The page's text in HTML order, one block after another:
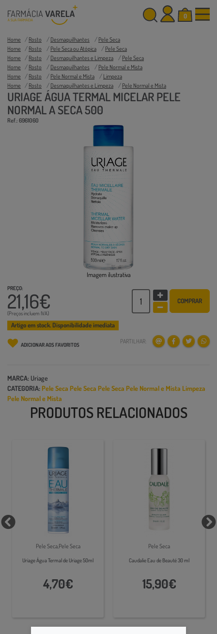
0
Home Rosto Desmaquilhantes
Pele Seca
Home
Rosto Pele Seca ou Atópica
Pele Seca
Home
Rosto Desmaquilhantes e Limpeza
Pele Seca
Home
Rosto Desmaquilhantes
Pele Normal e Mista
Home
Rosto Pele Normal e Mista
Limpeza
Home
Rosto Desmaquilhantes e Limpeza Pele Normal e Mista
URIAGE ÁGUA TERMAL MICELAR PELE
NORMAL A SECA 500
Ref.: 6961060
Imagem ilustrativa
PREÇO:
21,16€
(Preços incluem IVA)
COMPRAR
Artigo em stock. Disponibilidade imediata
ADICIONAR AOS FAVORITOS PARTILHAR:
MARCA: Uriage
CATEGORIA: Pele Seca Pele Seca Pele Seca Pele Normal e Mista Limpeza
Pele Normal e Mista
PRODUTOS RELACIONADOS
Pele Seca,Pele Seca
Uriage Água Termal de Uriage 50ml
4,70€
Pele Seca
Caudalie Eau de Beauté 30 ml
15,90€